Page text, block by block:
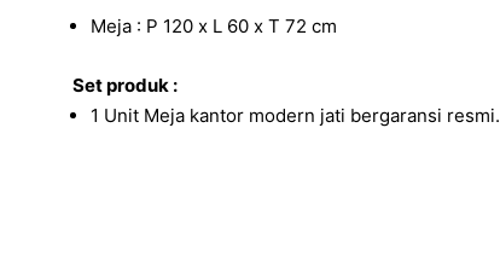
Meja : P 120 x L 60 x T 72 cm
Set produk :
1 Unit Meja kantor modern jati bergaransi resmi.